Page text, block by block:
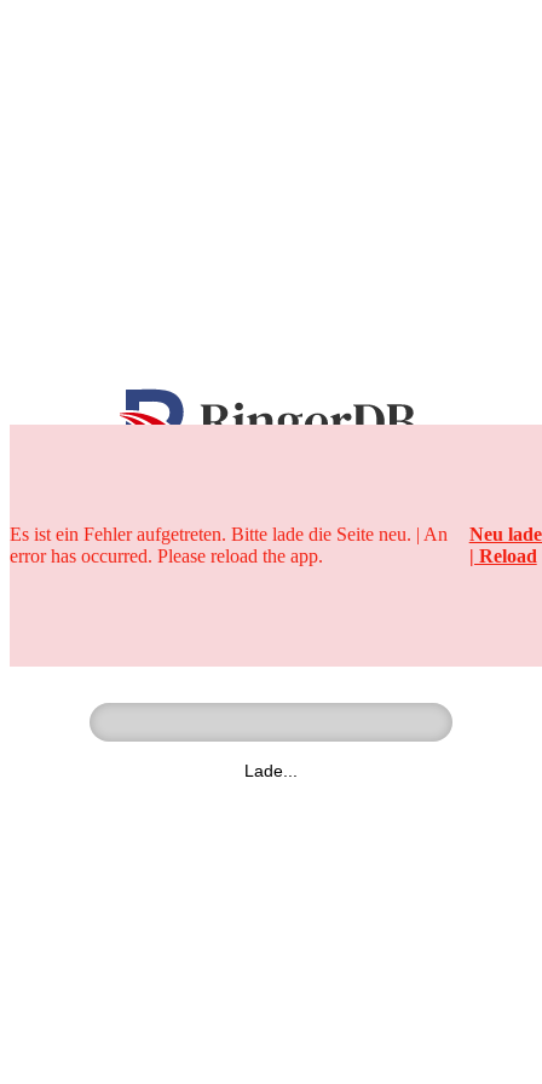
25 Jahre
Lade...
Es ist ein Fehler aufgetreten. Bitte lade die Seite neu. | An
error has occurred. Please reload the app.
Neu
| Reload